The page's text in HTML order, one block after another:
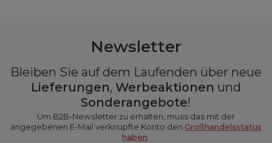
Newsletter
Bleiben Sie auf dem Laufenden über neue
Lieferungen, Werbeaktionen und
Sonderangebote!
Um B2B-Newsletter zu erhalten, muss das mit der
angegebenen E-Mail verknüpfte Konto den Großhandelsstatus
haben